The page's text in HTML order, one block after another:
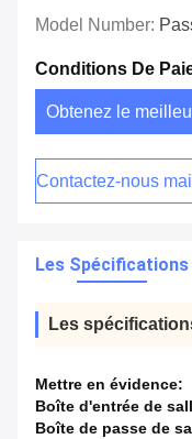
Model Number:
Conditions De
Obtenez le
Contactez-nous
Les Spécifications
Les
Mettre en évidence:
Boîte d'entrée de
Boîte de passe de